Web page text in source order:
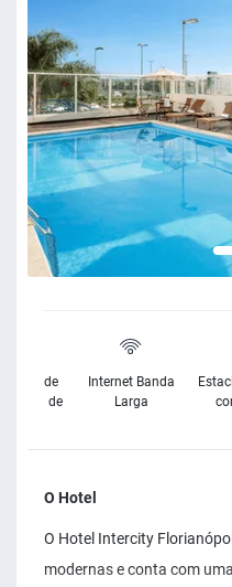
de
Internet Banda
Larga
O Hotel
O Hotel Intercity
modernas e conta com